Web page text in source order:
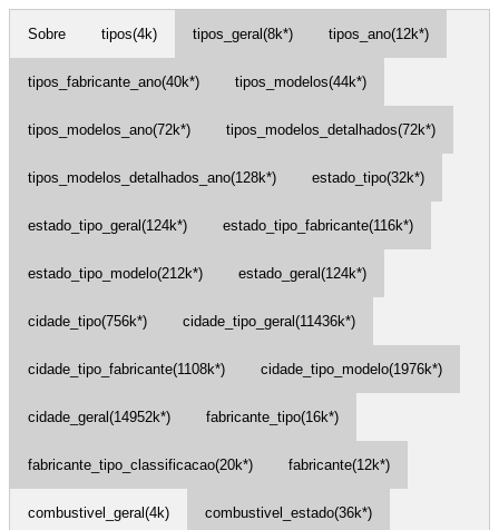
Sobre tipos(4k) tipos_geral(8k*) tipos_ano(12k*)
tipos_fabricante_ano(40k*) tipos_modelos(44k*)
tipos_modelos_ano(72k*) tipos_modelos_detalhados(72k*)
tipos_modelos_detalhados_ano(128k*) estado_tipo(32k*)
estado_tipo_geral(124k*) estado_tipo_fabricante(116k*)
estado_tipo_modelo(212k*) estado_geral(124k*)
cidade_tipo(756k*) cidade_tipo_geral(11436k*)
cidade_tipo_fabricante(1108k*) cidade_tipo_modelo(1976k*)
cidade_geral(14952k*) fabricante_tipo(16k*)
fabricante_tipo_classificacao(20k*) fabricante(12k*)
combustivel_geral(4k) combustivel_estado(36k*)